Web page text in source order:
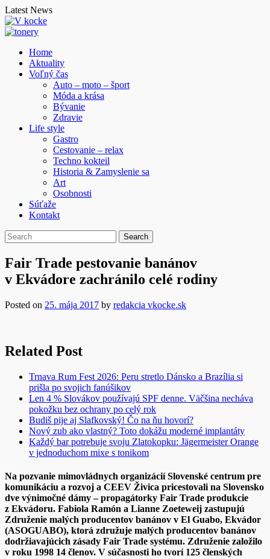
Skip
to
content
Latest News
Home
Aktuality
Voľný čas
Auto – moto – šport
Móda a krása
Bývanie
Zdravie
Life style
Gastro
Cestovanie – relax
Techno kokteil
Historia & Zamyslenie sa
Art
Osobnosti
Súťaže
Kontakt
Fair Trade pestovanie banánov
v Ekvádore zachránilo celé rodiny
Posted on 25. mája 2017 by redakcia vkocke.sk
Related Post
Trnava Rum Fest 2026: Peru stretlo Dánsko a Brazília si
prišla po svojich fanúšikov
Len 4 % Slovákov používajú SPF denne. Väčšina necháva
pokožku bez ochrany po celý rok
Budiš pije aj Slafkovský! Čo na ňu hovorí?
Nový zub ako vlastný? Toto dokážu moderné implantáty
Každý bar potrebuje svoju Zlatokopku: Jägermeister Orange
v jednoduchom mixe s tonikom
Na pozvanie mimovládnych organizácií Slovenské centrum pre
komunikáciu a rozvoj a CEEV Živica pricestovali na Slovensko
dve výnimočné dámy – propagátorky Fair Trade produkcie
z Ekvádoru. Fabiola Ramón a Lianne Zoeteweij zastupujú
Združenie malých producentov banánov v El Guabo, Ekvádor
(ASOGUABO), ktorá združuje malých producentov banánov
dodržiavajúcich zásady Fair Trade systému. Združenie založilo
v roku 1998 14 členov. V súčasnosti ho tvorí 125 členských